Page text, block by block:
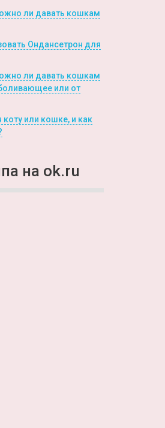
ли давать кошкам
Ондансетрон для
ли давать кошкам
или от
или кошке, и как
на ok.ru